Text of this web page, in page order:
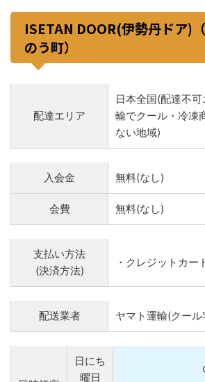
ISETAN DOOR(伊勢丹ドア)
のう町）
配達エリア
日本全国(配達不
輸でクール・冷凍
ない地域)
入会金 無料(なし)
会費 無料(なし)
支払い方法
(決済方法)
・クレジットカー
配送業者 ヤマト運輸(クール
日にち
曜日